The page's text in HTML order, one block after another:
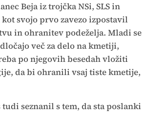
Beja iz trojčka NSi, SLS in
svojo prvo zavezo izpostavil
in ohranitev podeželja. Mladi se
več za delo na kmetiji,
po njegovih besedah vložiti
da bi ohranili vsaj tiste kmetije,
tudi seznanil s tem, da sta poslanki